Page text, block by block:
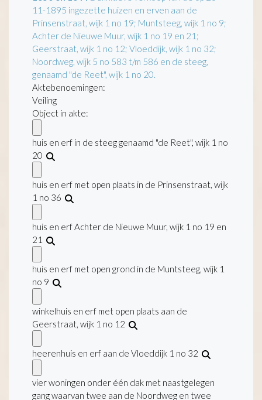
11-1895 ingezette huizen en erven aan de
Prinsenstraat, wijk 1 no 19; Muntsteeg, wijk 1 no 9;
Achter de Nieuwe Muur, wijk 1 no 19 en 21;
Geerstraat, wijk 1 no 12; Vloeddijk, wijk 1 no 32;
Noordweg, wijk 5 no 583 t/m 586 en de steeg,
genaamd "de Reet", wijk 1 no 20.
Aktebenoemingen:
Veiling
Object in akte:
huis en erf in de steeg genaamd "de Reet", wijk 1 no
20
huis en erf met open plaats in de Prinsenstraat, wijk
1 no 36
huis en erf Achter de Nieuwe Muur, wijk 1 no 19 en
21
huis en erf met open grond in de Muntsteeg, wijk 1
no 9
winkelhuis en erf met open plaats aan de
Geerstraat, wijk 1 no 12
heerenhuis en erf aan de Vloeddijk 1 no 32
vier woningen onder één dak met naastgelegen
gang waarvan twee aan de Noordweg en twee